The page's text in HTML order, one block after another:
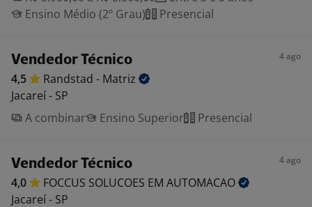
Ensino Médio (2º Grau)
Presencial
Vendedor Técnico 4 ago
4,5 Randstad - Matriz
Jacareí - SP
A combinar
Ensino Superior Presencial
Vendedor Técnico 4 ago
4,0 FOCCUS SOLUCOES EM AUTOMACAO
Jacareí - SP